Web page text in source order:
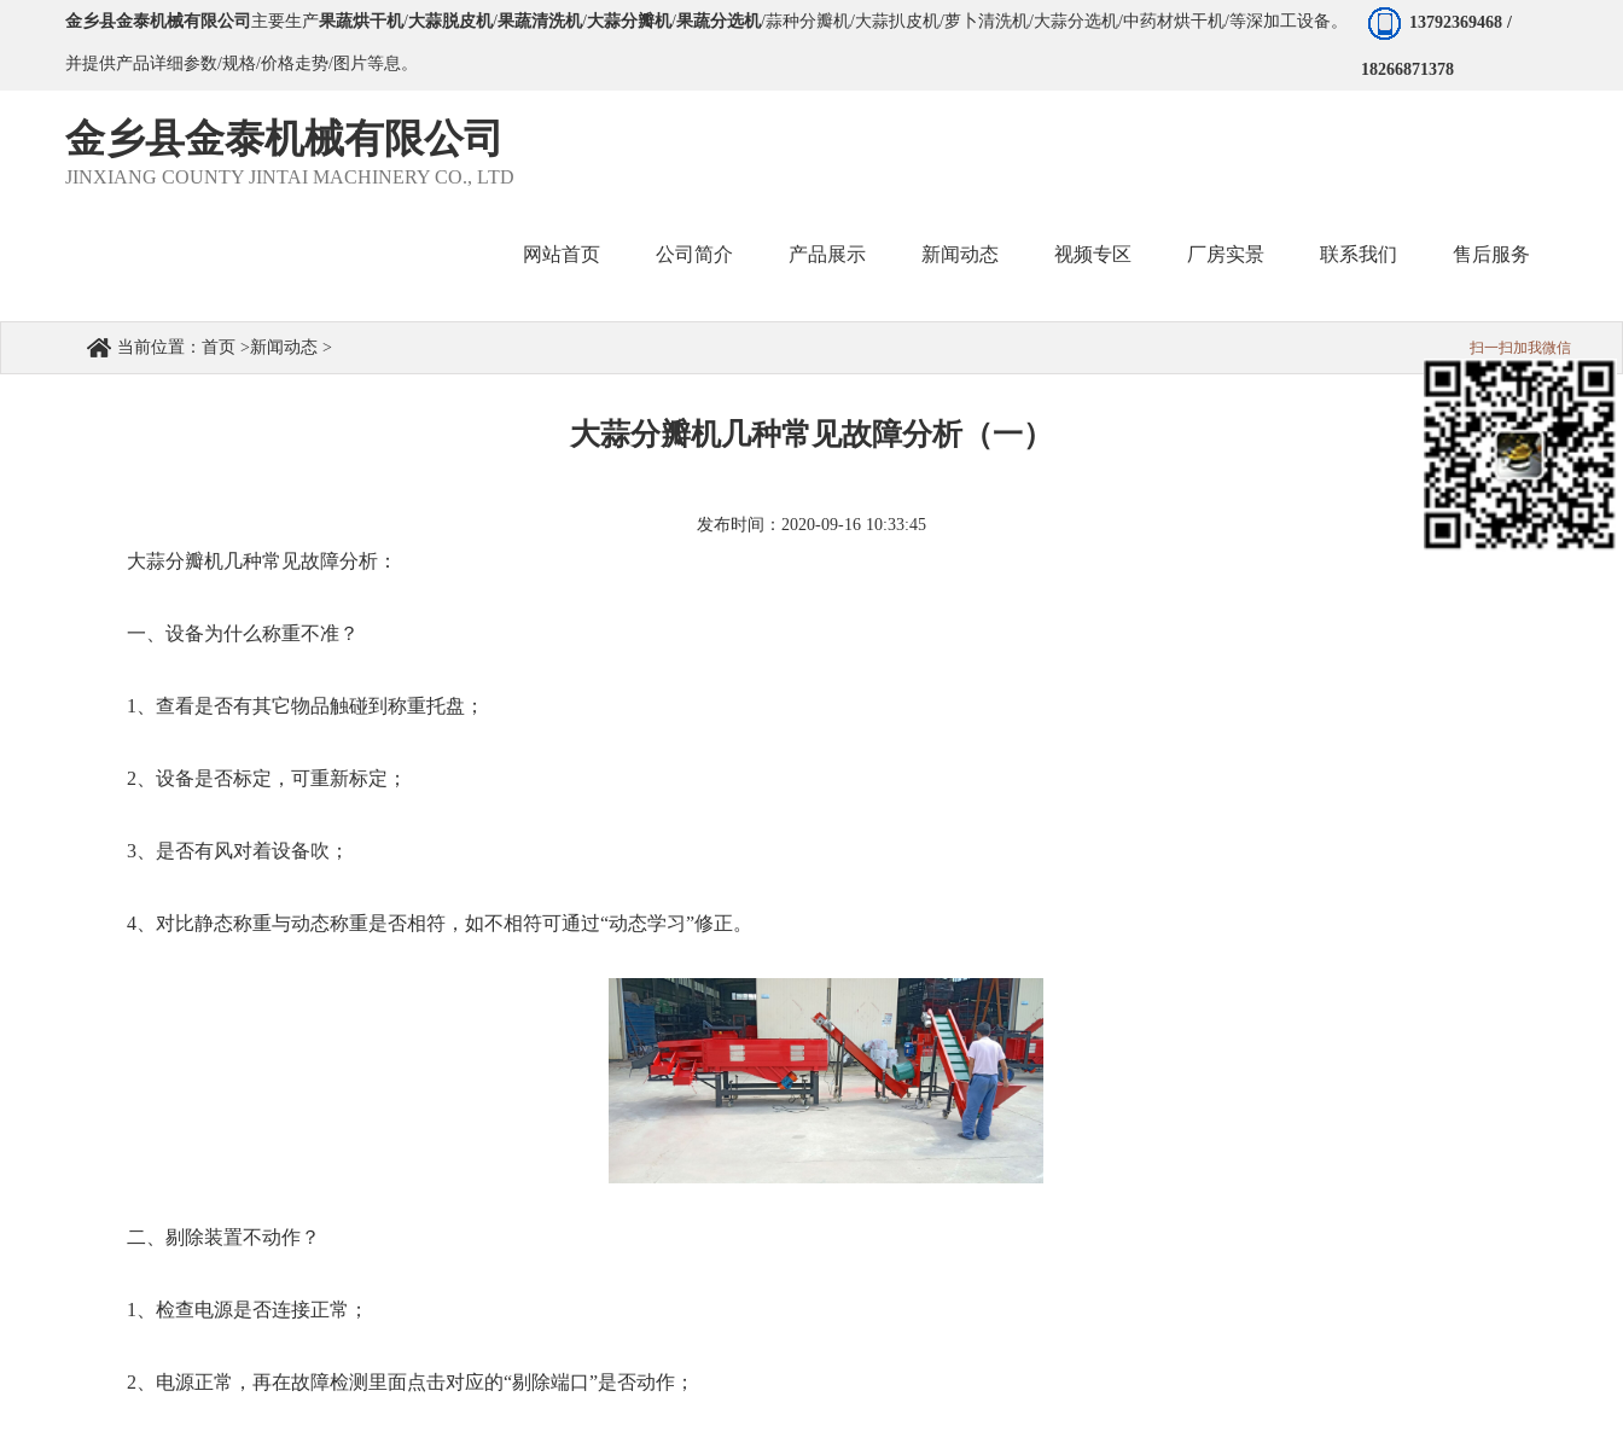
金乡县金泰机械有限公司 主要生产果蔬烘干机/大蒜脱皮机/果蔬清洗机/大蒜分瓣机/果蔬分选机/蒜种分瓣机/大蒜扒皮机/萝卜清洗机/大蒜分选机/中药材烘干机/等深加工设备。
并提供产品详细参数/规格/价格走势/图片等息。
13792369468 /
18266871378
金乡县金泰机械有限公司
JINXIANG COUNTY JINTAI MACHINERY CO., LTD
网站首页 公司简介 产品展示 新闻动态 视频专区 厂房实景 联系我们 售后服务
当前位置： 首页 >新闻动态 >
大蒜分瓣机几种常见故障分析（一）
发布时间：2020-09-16 10:33:45
大蒜分瓣机几种常见故障分析：
一、设备为什么称重不准？
1、查看是否有其它物品触碰到称重托盘；
2、设备是否标定，可重新标定；
3、是否有风对着设备吹；
4、对比静态称重与动态称重是否相符，如不相符可通过“动态学习”修正。
二、剔除装置不动作？
1、检查电源是否连接正常；
2、电源正常，再在故障检测里面点击对应的“剔除端口”是否动作；
扫一扫加我微信